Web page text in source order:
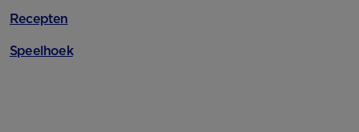
Recepten
Speelhoek